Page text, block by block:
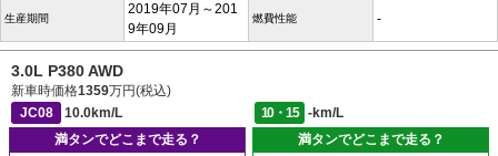
生産期間
2019年07月～201
9年09月
燃費性能 -
3.0L P380 AWD
新車時価格1359万円(税込)
JC08
10.0km/L 10・15
-km/L
満タンでどこまで走る？
満タンでどこまで走る？